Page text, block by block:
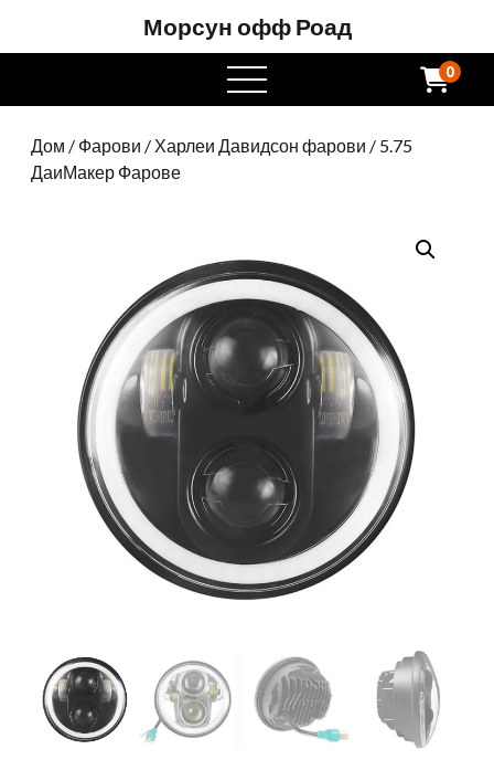
Морсун офф Роад
отворен
мени
0
Дом / Фарови / Харлеи Давидсон фарови / 5.75
ДаиМакер Фарове